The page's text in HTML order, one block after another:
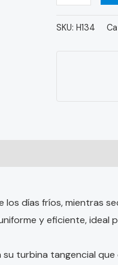
SKU: H134
días fríos, mientras
y eficiente,
turbina tangencial